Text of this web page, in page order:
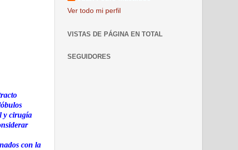
y cirugía
con la
Ver todo mi perfil
VISTAS DE PÁGINA EN TOTAL
SEGUIDORES